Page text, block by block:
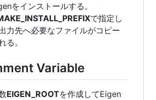
をインストールする。
で指定し
力先へ必要なファイルがコピー
る。
Variable
EIGEN_ROOTを作成してEigen